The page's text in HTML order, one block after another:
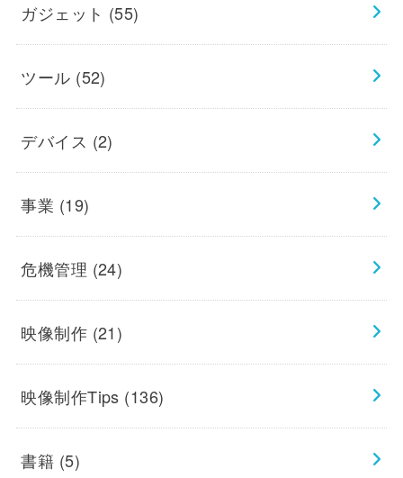
ガジェット (55)
ツール (52)
デバイス (2)
事業 (19)
危機管理 (24)
映像制作 (21)
映像制作Tips (136)
書籍 (5)